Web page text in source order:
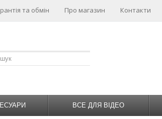
та обмін Про магазин Контакти
ВСЕ ДЛЯ ВІДЕО